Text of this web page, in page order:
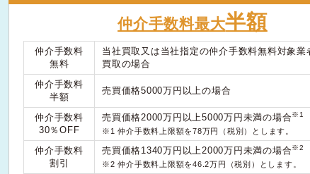
仲介手数料最大半額
仲介手数料
無料
当社買取又は当社指定の仲介手数料無料対象業
買取の場合
仲介手数料
半額
売買価格5000万円以上の場合
仲介手数料
30％OFF
売買価格2000万円以上5000万円未満の場合※1
※1 仲介手数料上限額を78万円（税別）とします。
仲介手数料
割引
売買価格1340万円以上2000万円未満の場合※2
※2 仲介手数料上限額を46.2万円（税別）とします。